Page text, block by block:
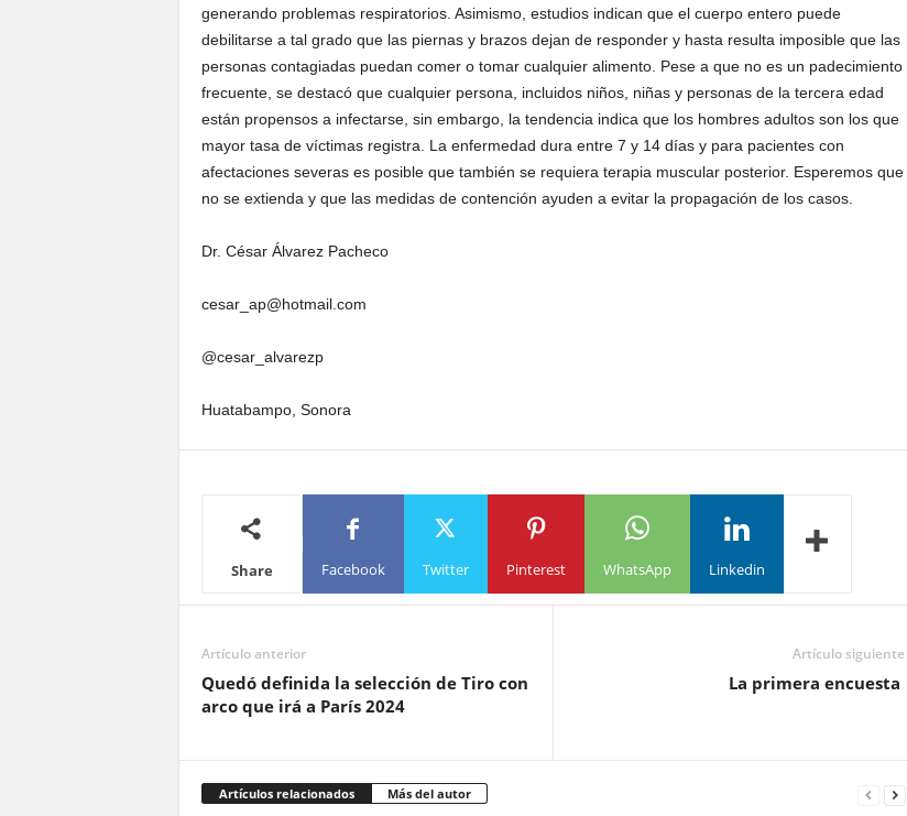
generando problemas respiratorios. Asimismo, estudios indican que el cuerpo entero puede
debilitarse a tal grado que las piernas y brazos dejan de responder y hasta resulta imposible que las
personas contagiadas puedan comer o tomar cualquier alimento. Pese a que no es un padecimiento
frecuente, se destacó que cualquier persona, incluidos niños, niñas y personas de la tercera edad
están propensos a infectarse, sin embargo, la tendencia indica que los hombres adultos son los que
mayor tasa de víctimas registra. La enfermedad dura entre 7 y 14 días y para pacientes con
afectaciones severas es posible que también se requiera terapia muscular posterior. Esperemos que
no se extienda y que las medidas de contención ayuden a evitar la propagación de los casos.
Dr. César Álvarez Pacheco
cesar_ap@hotmail.com
@cesar_alvarezp
Huatabampo, Sonora
Share Facebook Twitter Pinterest WhatsApp Linkedin
Artículo anterior
Quedó definida la selección de Tiro con
arco que irá a París 2024
Artículo siguiente
La primera encuesta
Artículos relacionados Más del autor